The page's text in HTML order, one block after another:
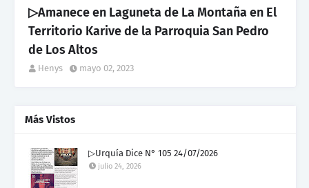
▷Amanece en Laguneta de La Montaña en El
Territorio Karive de la Parroquia San Pedro
de Los Altos
Henys mayo 02, 2023
Más Vistos
▷Urquía Dice N° 105 24/07/2026
julio 24, 2026